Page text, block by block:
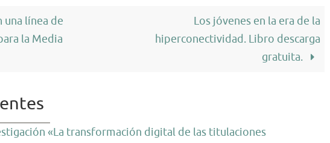
una línea de
la Media
Los jóvenes en la era de la
hiperconectividad. Libro descarga
gratuita.
«La transformación digital de las titulaciones